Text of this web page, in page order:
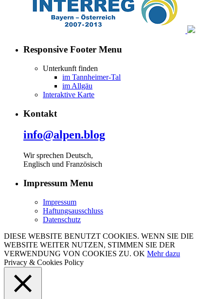
Responsive Footer Menu
Unterkunft finden
im Tannheimer-Tal
im Allgäu
Interaktive Karte
Kontakt
info@alpen.blog
Wir sprechen Deutsch,
Englisch und Französisch
Impressum Menu
Impressum
Haftungsausschluss
Datenschutz
DIESE WEBSITE BENUTZT COOKIES. WENN SIE DIE
WEBSITE WEITER NUTZEN, STIMMEN SIE DER
VERWENDUNG VON COOKIES ZU. OK Mehr dazu
Privacy & Cookies Policy